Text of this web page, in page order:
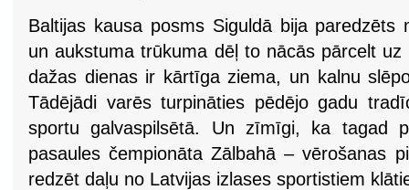
Baltijas kausa posms Siguldā bija paredzēts
un aukstuma trūkuma dēļ to nācās pārcelt
dažas dienas ir kārtīga ziema, un kalnu
Tādējādi varēs turpināties pēdējo gadu
sportu galvaspilsētā. Un zīmīgi, ka tagad
pasaules čempionāta Zālbahā – vērošanas
redzēt daļu no Latvijas izlases sportistiem